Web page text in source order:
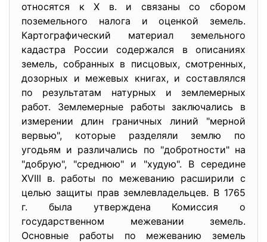
относятся к X в. и связаны со сбором
поземельного налога и оценкой земель.
Картографический материал земельного
кадастра России содержался в описаниях
земель, собранных в писцовых, смотренных,
дозорных и межевых книгах, и составлялся
по результатам натурных и землемерных
работ. Землемерные работы заключались в
измерении длин граничных линий "мерной
вервью", которые разделяли землю по
угодьям и различались по "добротности" на
"добрую", "среднюю" и "худую". В середине
XVIII в. работы по межеванию расширили с
целью защиты прав землевладельцев. В 1765
г. была утверждена Комиссия о
государственном межевании земель.
Основные работы по межеванию земель